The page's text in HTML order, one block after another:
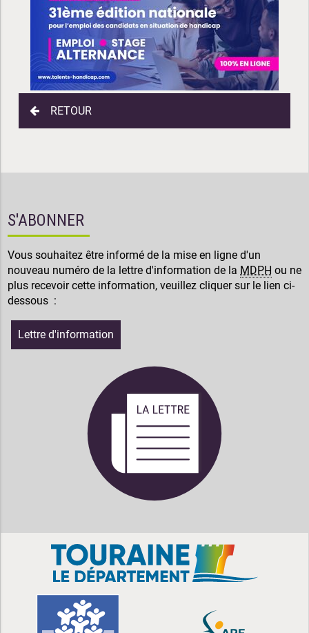
RETOUR
S'ABONNER
Vous souhaitez être informé de la mise en ligne d'un
nouveau numéro de la lettre d'information de la MDPH ou ne
plus recevoir cette information, veuillez cliquer sur le lien ci-
dessous :
Lettre d'information